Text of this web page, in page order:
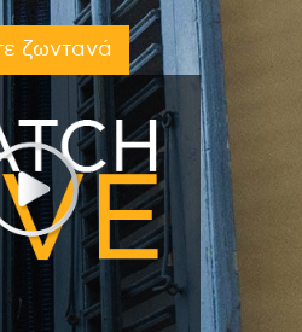
ζωντανά